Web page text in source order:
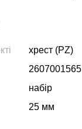
хрест (PZ)
2607001565
набір
25 мм